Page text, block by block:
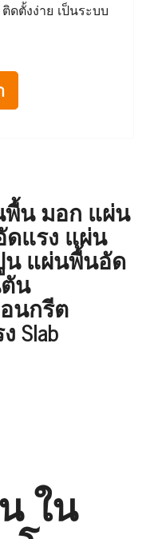
ตั้งง่าย เป็นระบบ
พื้น มอก แผ่น
แรง แผ่น
แผ่นพื้นอัด
น
นกรีต
Slab
ใน